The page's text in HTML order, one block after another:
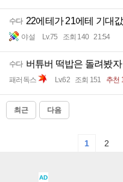
수다 22에테가 21에테 기대
야설 Lv.75 조회 140 21:54
수다 버튜버 떡밥은 돌려봤
패러독스 Lv.62 조회 151 추천
최근 다음
1 2
AD